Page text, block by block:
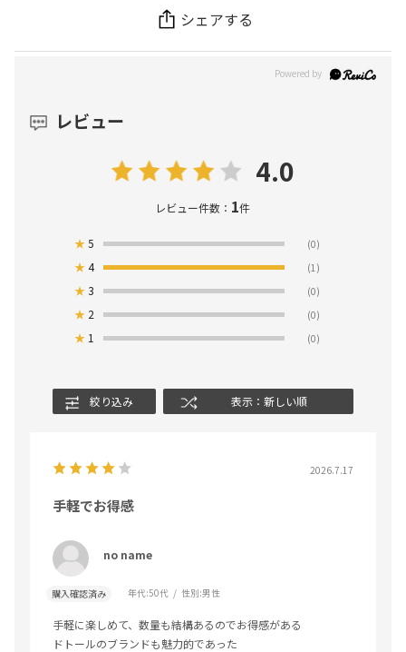
シェアする
レビュー
4.0
レビュー件数： 1件
★5 (0)
★4 (1)
★3 (0)
★ 2 (0)
★ 1 (0)
絞り込み 表示：新しい順
2026.7.17
手軽でお得感
no name
購入確認済み 年代:50代 性別:男性
手軽に楽しめて、数量も結構あるのでお得感がある
ドトールのブランドも魅力的であった